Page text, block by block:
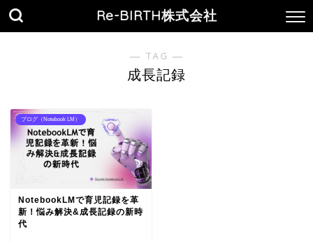
Re-BIRTH株式会社
― TAG ―
成長記録
ブログ（Notebook LM）
NotebookLMで育児記録を革
新！悩み解決&成長記録の新時
代